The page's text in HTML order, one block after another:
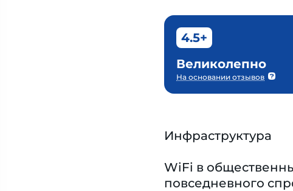
4.5+
Великолепно
На основании отзывов
Инфраструктура
WiFi в
повседневного